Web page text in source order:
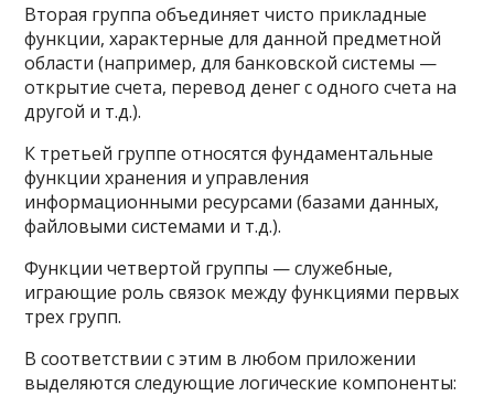
Вторая группа объединяет чисто прикладные
функции, характерные для данной предметной
области (например, для банковской системы —
открытие счета, перевод денег с одного счета на
другой и т.д.).
К третьей группе относятся фундаментальные
функции хранения и управления
информационными ресурсами (базами данных,
файловыми системами и т.д.).
Функции четвертой группы — служебные,
играющие роль связок между функциями первых
трех групп.
В соответствии с этим в любом приложении
выделяются следующие логические компоненты: